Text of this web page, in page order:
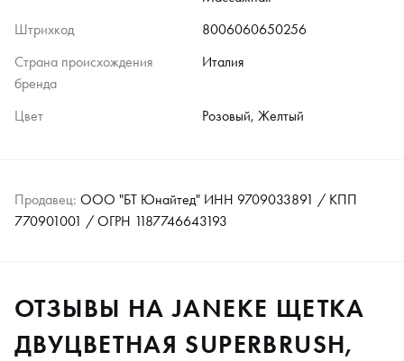
Штрихкод
8006060650256
Страна происхождения
бренда
Италия
Цвет Розовый, Желтый
Продавец: ООО "БТ Юнайтед" ИНН 9709033891 / КПП
770901001 / ОГРН 1187746643193
ОТЗЫВЫ НА JANEKE ЩЕТКА
ДВУЦВЕТНАЯ SUPERBRUSH,